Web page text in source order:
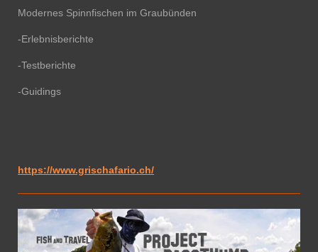
Modernes Spinnfischen im Graubünden
-Erlebnisberichte
-Testberichte
-Guidings
https://www.grischafario.ch/